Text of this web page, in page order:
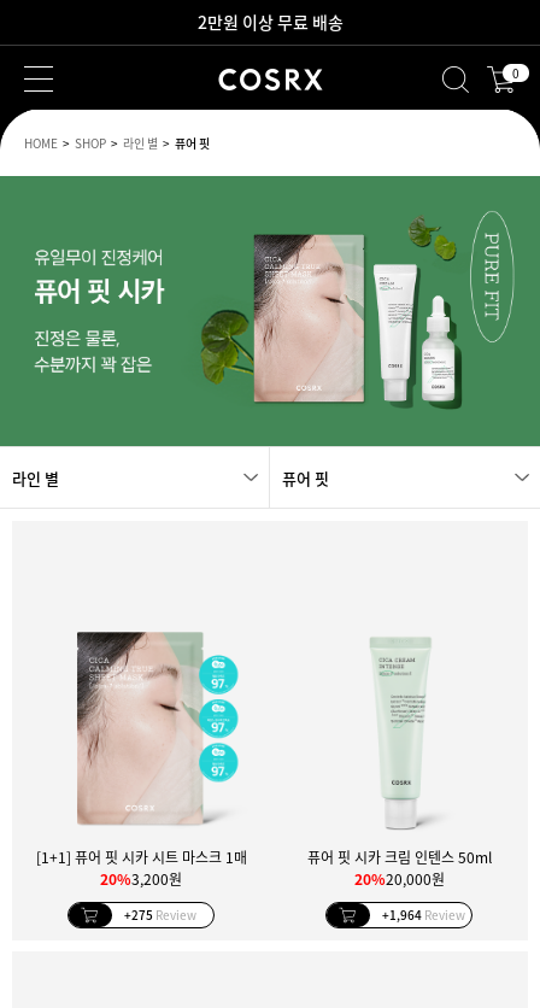
2만원 이상 무료 배송
새로워진 회원 혜택을 만나보세요! 0
HOME SHOP 라인 별 퓨어 핏
[1+1] 퓨어 핏 시카 시트 마스크 1매
20%3,200원
+275 Review
퓨어 핏 시카 크림 인텐스 50ml
20%20,000원
+1,964 Review